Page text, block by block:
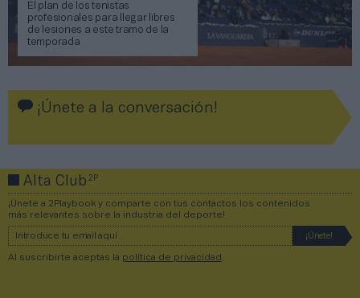
El plan de los tenistas
profesionales para llegar libres
de lesiones a este tramo de la
temporada
¡Únete a la conversación!
Alta Club2P
¡Únete a 2Playbook y comparte con tus contactos los contenidos
más relevantes sobre la industria del deporte!
Al suscribirte aceptas la política de privacidad .